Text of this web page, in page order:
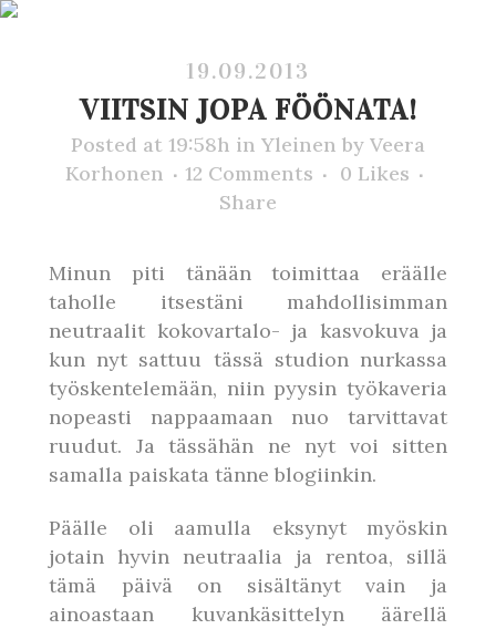
19.09.2013
VIITSIN JOPA FÖÖNATA!
Posted at 19:58h in Yleinen by Veera
Korhonen
12 Comments 0 Likes
Share
Minun piti tänään toimittaa eräälle
taholle itsestäni mahdollisimman
neutraalit kokovartalo- ja kasvokuva ja
kun nyt sattuu tässä studion nurkassa
työskentelemään, niin pyysin työkaveria
nopeasti nappaamaan nuo tarvittavat
ruudut. Ja tässähän ne nyt voi sitten
samalla paiskata tänne blogiinkin.
Päälle oli aamulla eksynyt myöskin
jotain hyvin neutraalia ja rentoa, sillä
tämä päivä on sisältänyt vain ja
ainoastaan kuvankäsittelyn äärellä